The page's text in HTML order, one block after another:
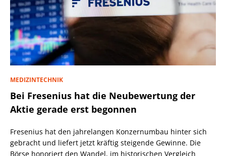
MEDIZINTECHNIK
Bei Fresenius hat die Neubewertung der
Aktie gerade erst begonnen
Fresenius hat den jahrelangen Konzernumbau hinter sich
gebracht und liefert jetzt kräftig steigende Gewinne. Die
Börse honoriert den Wandel, im historischen Vergleich